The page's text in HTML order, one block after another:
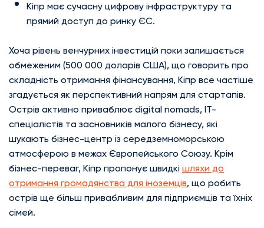
Кіпр має сучасну цифрову інфраструктуру та
прямий доступ до ринку ЄС.
Хоча рівень венчурних інвестицій поки залишається
обмеженим (500 000 доларів США), що говорить про
складність отримання фінансування, Кіпр все частіше
згадується як перспективний напрям для стартапів.
Острів активно приваблює digital nomads, IT-
спеціалістів та засновників малого бізнесу, які
шукають бізнес-центр із середземноморською
атмосферою в межах Європейського Союзу. Крім
бізнес-переваг, Кіпр пропонує швидкі шляхи до
отримання громадянства для іноземців, що робить
острів ще більш привабливим для підприємців та їхніх
сімей.